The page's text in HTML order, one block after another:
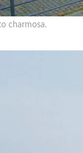
charmosa.